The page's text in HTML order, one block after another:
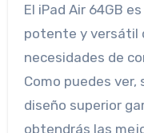
El iPad Air 64GB
potente y versátil
necesidades de
Como puedes
diseño superior
obtendrás las